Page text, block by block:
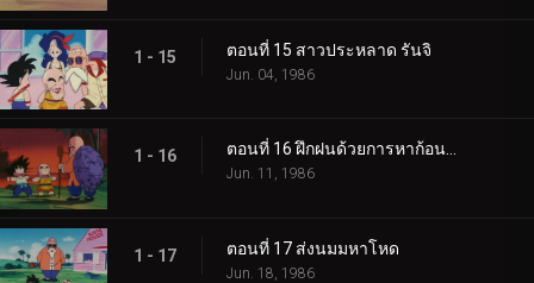
1 - 15 ตอนที่ 15 สาวประหลาด รันจิ
Jun. 04, 1986
1 - 16 ตอนที่ 16 ฝึกฝนด้วยการหาก้อนหิน
Jun. 11, 1986
1 - 17 ตอนที่ 17 ส่งนมมหาโหด
Jun. 18, 1986